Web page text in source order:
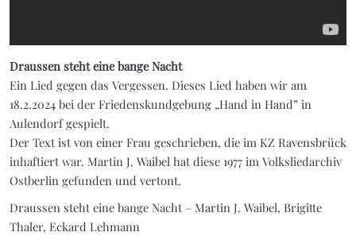
Draussen steht eine bange Nacht
Ein Lied gegen das Vergessen. Dieses Lied haben wir am
18.2.2024 bei der Friedenskundgebung „Hand in Hand” in
Aulendorf gespielt.
Der Text ist von einer Frau geschrieben, die im KZ Ravensbrück
inhaftiert war. Martin J. Waibel hat diese 1977 im Volksliedarchiv
Ostberlin gefunden und vertont.
Draussen steht eine bange Nacht – Martin J. Waibel, Brigitte
Thaler, Eckard Lehmann